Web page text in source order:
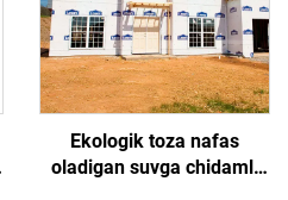
Ekologik toza nafas
oladigan suvga chidamli